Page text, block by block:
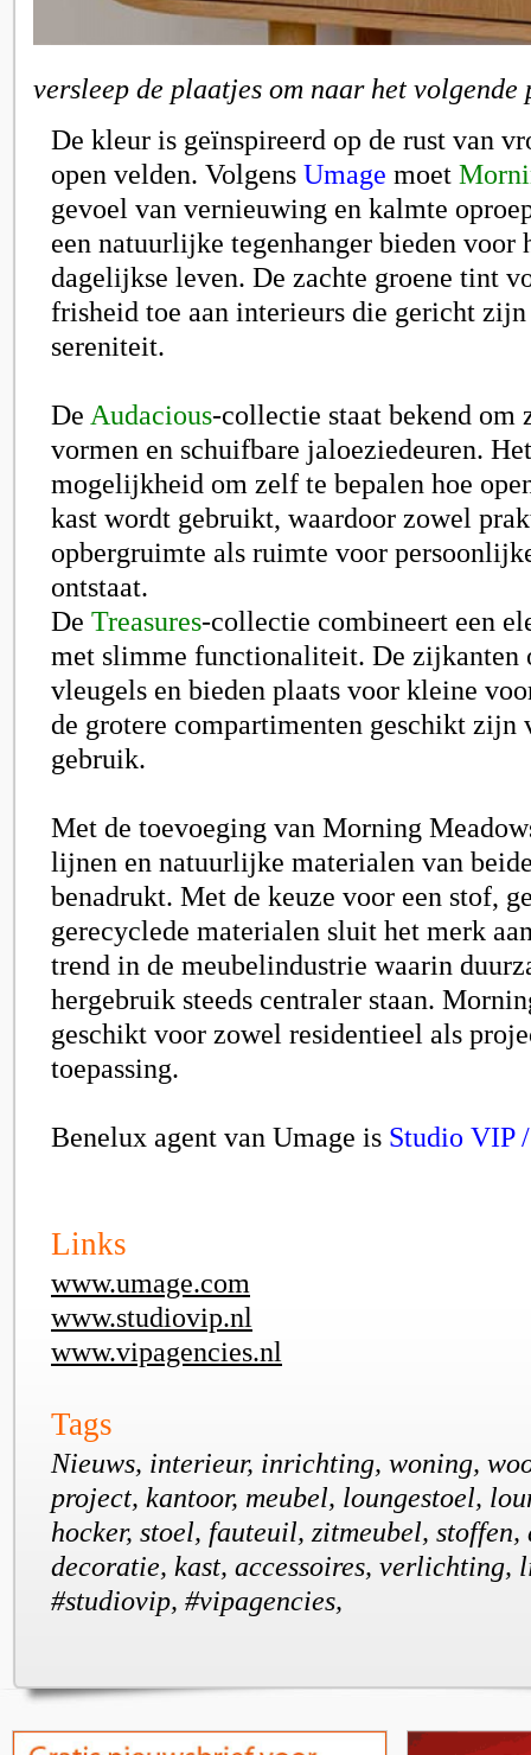
versleep de plaatjes om naar het
De kleur is geïnspireerd op de rust van
open velden. Volgens Umage moet
gevoel van vernieuwing en kalmte
een natuurlijke tegenhanger bieden voor
dagelijkse leven. De zachte groene tint
frisheid toe aan interieurs die gericht
sereniteit.
De Audacious-collectie staat bekend om
vormen en schuifbare jaloeziedeuren.
mogelijkheid om zelf te bepalen hoe
kast wordt gebruikt, waardoor zowel
opbergruimte als ruimte voor
ontstaat.
De Treasures-collectie combineert een
met slimme functionaliteit. De zijkanten
vleugels en bieden plaats voor kleine
de grotere compartimenten geschikt zijn
gebruik.
Met de toevoeging van Morning
lijnen en natuurlijke materialen van
benadrukt. Met de keuze voor een stof,
gerecyclede materialen sluit het merk
trend in de meubelindustrie waarin
hergebruik steeds centraler staan.
geschikt voor zowel residentieel als
toepassing.
Benelux agent van Umage is Studio VIP
Links
www.umage.com
www.studiovip.nl
www.vipagencies.nl
Tags
Nieuws, interieur, inrichting, woning,
project, kantoor, meubel, loungestoel,
hocker, stoel, fauteuil, zitmeubel, stoffen,
decoratie, kast, accessoires, verlichting,
#studiovip, #vipagencies,